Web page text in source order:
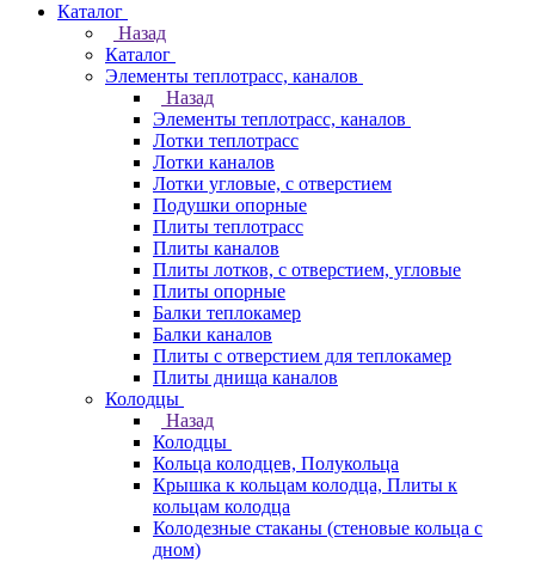
Каталог
Назад
Каталог
Элементы теплотрасс, каналов
Назад
Элементы теплотрасс, каналов
Лотки теплотрасс
Лотки каналов
Лотки угловые, с отверстием
Подушки опорные
Плиты теплотрасс
Плиты каналов
Плиты лотков, с отверстием, угловые
Плиты опорные
Балки теплокамер
Балки каналов
Плиты с отверстием для теплокамер
Плиты днища каналов
Колодцы
Назад
Колодцы
Кольца колодцев, Полукольца
Крышка к кольцам колодца, Плиты к
кольцам колодца
Колодезные стаканы (стеновые кольца с
дном)